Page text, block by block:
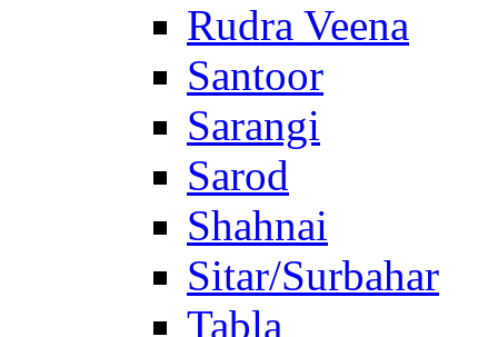
Rudra Veena
Santoor
Sarangi
Sarod
Shahnai
Sitar/Surbahar
Tabla